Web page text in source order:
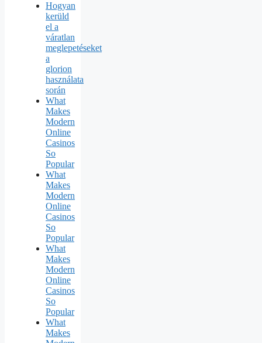
Hogyan
kerüld
el a
váratlan
meglepetéseket
a
glorion
használata
során
What
Makes
Modern
Online
Casinos
So
Popular
What
Makes
Modern
Online
Casinos
So
Popular
What
Makes
Modern
Online
Casinos
So
Popular
What
Makes